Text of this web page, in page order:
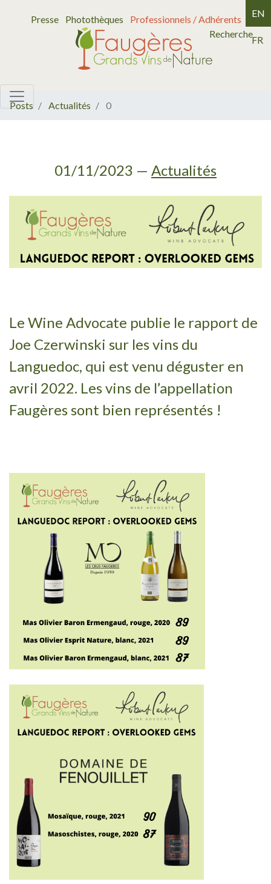
Presse Photothèques
Professionnels / Adhérents
Recherche
EN
FR
Posts Actualités 0
01/11/2023 — Actualités
Le Wine Advocate publie le rapport de
Joe Czerwinski sur les vins du
Languedoc, qui est venu déguster en
avril 2022. Les vins de l’appellation
Faugères sont bien représentés !